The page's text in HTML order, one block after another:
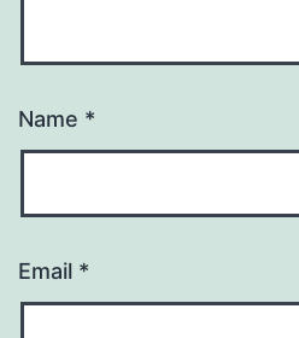
Name *
Email *